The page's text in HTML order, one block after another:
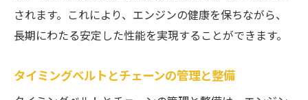
されます。これにより、エンジンの健康を保ちながら、
長期にわたる安定した性能を実現することができます。
タイミングベルトとチェーンの管理と整備